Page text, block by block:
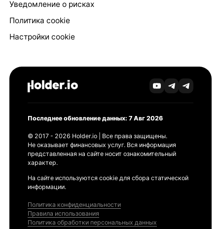
Уведомление о рисках
Политика cookie
Настройки cookie
Последнее обновление данных: 7 Авг 2026
© 2017 - 2026 Holder.io | Все права защищены.
Не оказывает финансовых услуг. Вся информация
представленная на сайте носит ознакомительный
характер.
На сайте используются cookie для сбора статической
информации.
Политика конфиденциальности
Правила использования
Политика обработки персональных данных